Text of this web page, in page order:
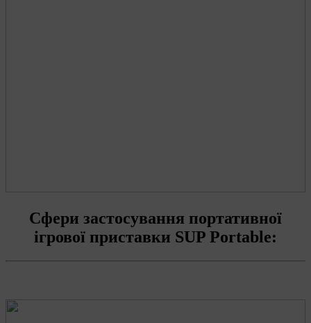
Сфери застосування портативної
ігрової приставки SUP Portable: